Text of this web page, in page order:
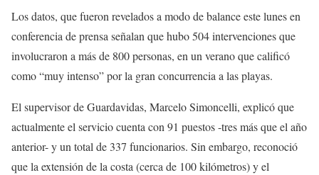
Los datos, que fueron revelados a modo de balance este lunes en
conferencia de prensa señalan que hubo 504 intervenciones que
involucraron a más de 800 personas, en un verano que calificó
como “muy intenso” por la gran concurrencia a las playas.
El supervisor de Guardavidas, Marcelo Simoncelli, explicó que
actualmente el servicio cuenta con 91 puestos -tres más que el año
anterior- y un total de 337 funcionarios. Sin embargo, reconoció
que la extensión de la costa (cerca de 100 kilómetros) y el